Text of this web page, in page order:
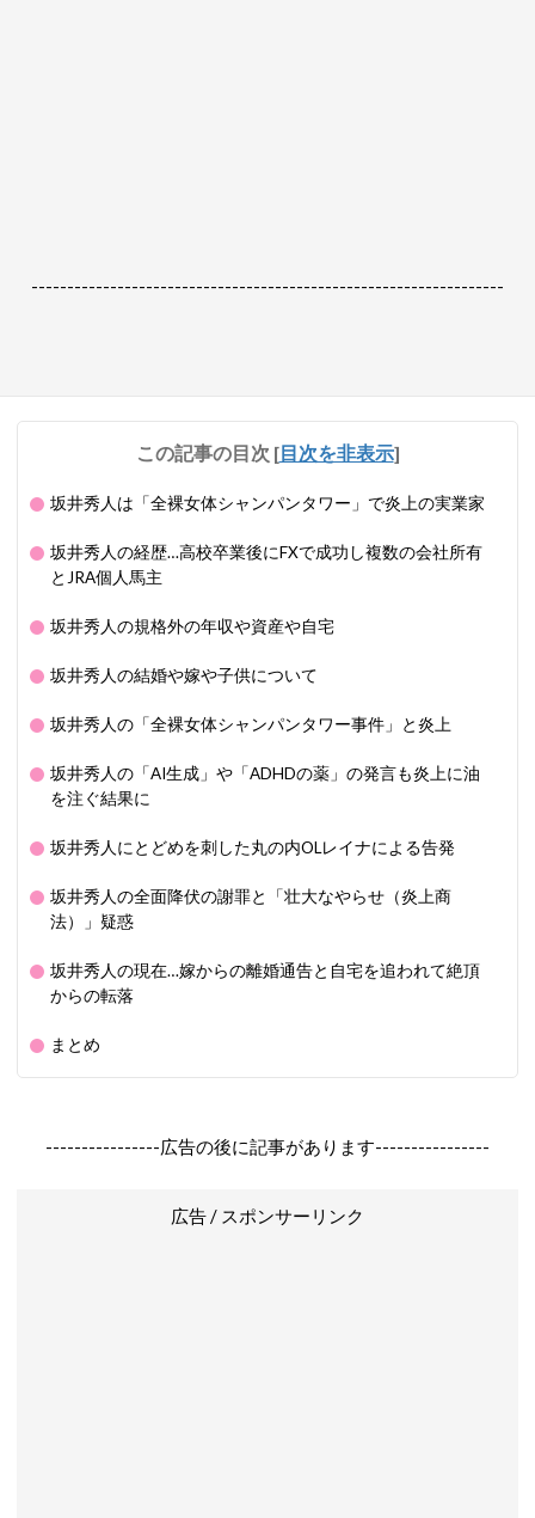
------------------------------------------------------------------
この記事の目次 [目次を非表示]
坂井秀人は「全裸女体シャンパンタワー」で炎上の実業家
坂井秀人の経歴…高校卒業後にFXで成功し複数の会社所有
とJRA個人馬主
坂井秀人の規格外の年収や資産や自宅
坂井秀人の結婚や嫁や子供について
坂井秀人の「全裸女体シャンパンタワー事件」と炎上
坂井秀人の「AI生成」や「ADHDの薬」の発言も炎上に油
を注ぐ結果に
坂井秀人にとどめを刺した丸の内OLレイナによる告発
坂井秀人の全面降伏の謝罪と「壮大なやらせ（炎上商
法）」疑惑
坂井秀人の現在…嫁からの離婚通告と自宅を追われて絶頂
からの転落
まとめ
----------------広告の後に記事があります----------------
広告 / スポンサーリンク